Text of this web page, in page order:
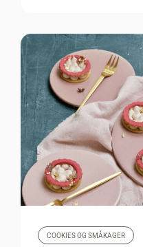
COOKIES OG SMÅKAGER